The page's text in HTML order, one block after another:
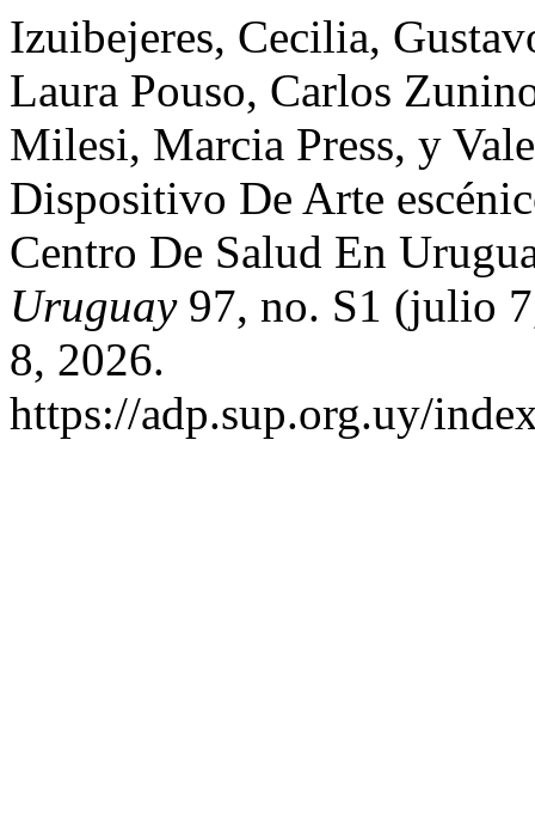
Izuibejeres, Cecilia,
Laura Pouso, Carlos
Milesi, Marcia Press, y
Dispositivo De Arte
Centro De Salud En
Uruguay97, no. S1 (julio
8, 2026.
https://adp.sup.org.uy/